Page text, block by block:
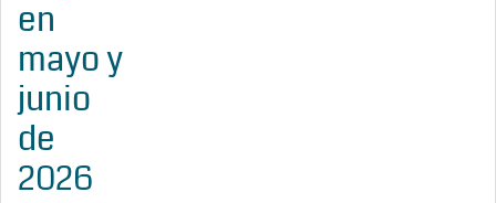
en
mayo y
junio
de
2026